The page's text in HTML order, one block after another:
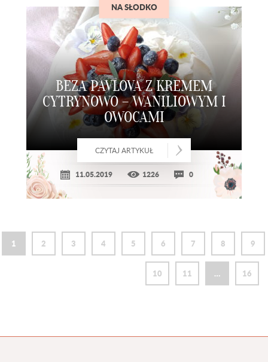
NA SŁODKO
BEZA PAVLOVA Z KREMEM
CYTRYNOWO – WANILIOWYM I
OWOCAMI
CZYTAJ ARTYKUŁ
11.05.2019 1226 0
1 2 3 4 5 6 7 8 9
10 11 … 16